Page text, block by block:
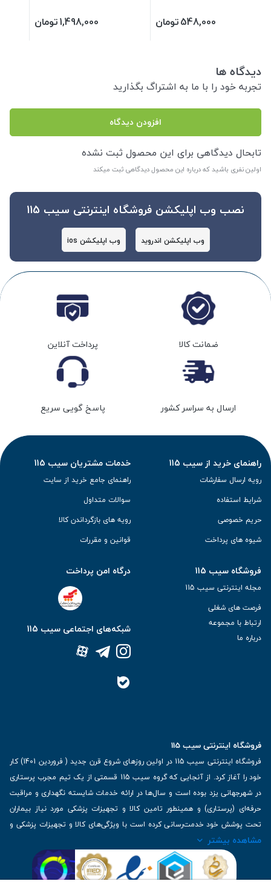
548,000تومان 1,498,000تومان
دیدگاه ها
تجربه خود را با ما به اشتراگ بگذارید
افزودن دیدگاه
تابحال دیدگاهی برای این محصول ثبت نشده
اولین نفری باشید که درباره این محصول دیدگاهی ثبت میکند
نصب وب اپلیکشن فروشگاه اینترنتی سیب 115
وب اپلیکشن اندروید وب اپلیکشن ios
ضمانت کالا پرداخت آنلاین
ارسال به سراسر کشور پاسخ گویی سریع
راهنمای خرید از سیب 115
رویه ارسال سفارشات
شرایط استفاده
حریم خصوصی
شیوه های پرداخت
خدمات مشتریان سیب 115
راهنمای جامع خرید از سایت
سوالات متداول
رویه های بازگرداندن کالا
قوانین و مقررات
فروشگاه سیب 115
مجله اینترنتی سیب 115
فرصت های شغلی
ارتباط با مجموعه
درباره ما
درگاه امن پرداخت
شبکه‌های اجتماعی سیب 115
فروشگاه اینترنتی سیب 115
فروشگاه اینترنتی سیب 115 در اولین روزهای شروع قرن جدید ( فروردین 1401) کار
خود را آغاز کرد. از آنجایی که گروه سیب 115 قسمتی از یک تیم مجرب پرستاری
در شهرجهانی یزد بوده است و سال‌ها در ارائه خدمات شایسته نگهداری و مراقبت
حرفه‌ای (پرستاری) و همینطور تامین کالا و تجهیزات پزشکی مورد نیاز بیماران
تحت پوشش خود خدمت‌رسانی کرده است با ویژگی‌های کالا و تجهیزات پزشکی و
برترین برندهای موجود در بازار اطلاعات بسیار ارزشمندی را دارا می‌باشد
| تلفن تماس : 36333383-035 | ایمیل: Info@Sib115.com
مشاهده بیشتر